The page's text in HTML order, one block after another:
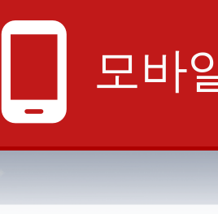
phone_android 모바